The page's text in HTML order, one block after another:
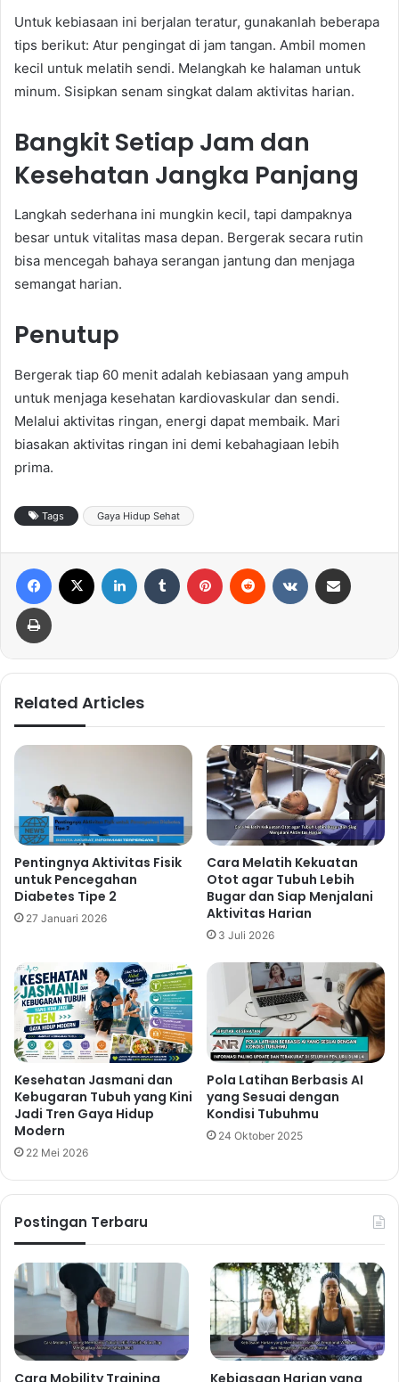
Untuk kebiasaan ini berjalan teratur, gunakanlah beberapa
tips berikut: Atur pengingat di jam tangan. Ambil momen
kecil untuk melatih sendi. Melangkah ke halaman untuk
minum. Sisipkan senam singkat dalam aktivitas harian.
Bangkit Setiap Jam dan
Kesehatan Jangka Panjang
Langkah sederhana ini mungkin kecil, tapi dampaknya
besar untuk vitalitas masa depan. Bergerak secara rutin
bisa mencegah bahaya serangan jantung dan menjaga
semangat harian.
Penutup
Bergerak tiap 60 menit adalah kebiasaan yang ampuh
untuk menjaga kesehatan kardiovaskular dan sendi.
Melalui aktivitas ringan, energi dapat membaik. Mari
biasakan aktivitas ringan ini demi kebahagiaan lebih
prima.
Tags Gaya Hidup Sehat
Related Articles
Pentingnya Aktivitas Fisik
untuk Pencegahan
Diabetes Tipe 2
27 Januari 2026
Cara Melatih Kekuatan
Otot agar Tubuh Lebih
Bugar dan Siap Menjalani
Aktivitas Harian
3 Juli 2026
Kesehatan Jasmani dan
Kebugaran Tubuh yang Kini
Jadi Tren Gaya Hidup
Modern
22 Mei 2026
Pola Latihan Berbasis AI
yang Sesuai dengan
Kondisi Tubuhmu
24 Oktober 2025
Postingan Terbaru
Cara Mobility Training Kebiasaan Harian yang